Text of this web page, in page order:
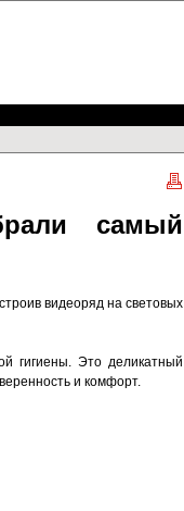
самый
видеоряд на световых
гигиены. Это деликатный
и комфорт.